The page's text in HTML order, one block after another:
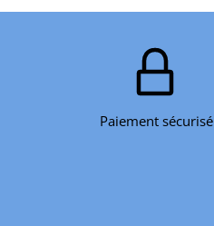
Paiement sécurisé